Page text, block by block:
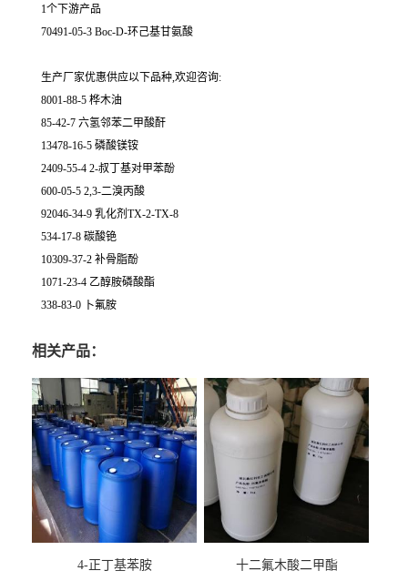
1个下游产品
70491-05-3 Boc-D-环己基甘氨酸
生产厂家优惠供应以下品种,欢迎咨询:
8001-88-5 桦木油
85-42-7 六氢邻苯二甲酸酐
13478-16-5 磷酸镁铵
2409-55-4 2-叔丁基对甲苯酚
600-05-5 2,3-二溴丙酸
92046-34-9 乳化剂TX-2-TX-8
534-17-8 碳酸铯
10309-37-2 补骨脂酚
1071-23-4 乙醇胺磷酸酯
338-83-0 卜氟胺
相关产品：
4-正丁基苯胺 十二氟木酸二甲酯